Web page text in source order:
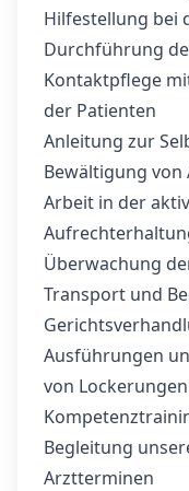
Hilfestellung bei
Durchführung
Kontaktpflege
der Patienten
Anleitung zur
Bewältigung
Arbeit in der
Überwachung
Transport und
Ausführungen
von
Begleitung
Arztterminen